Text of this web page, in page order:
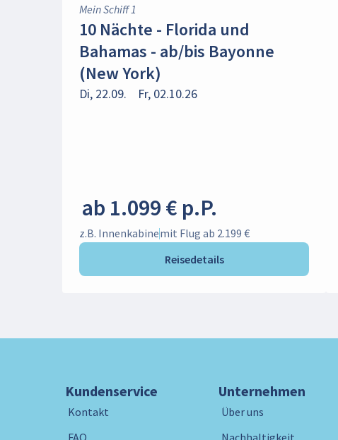
Mein Schiff 1
10 Nächte - Florida und
Bahamas - ab/bis Bayonne
(New York)
Di, 22.09. Fr, 02.10.26
ab 1.099 € p.P.
z.B. Innenkabinemit Flug ab 2.199 €
Reisedetails
Kundenservice
Kontakt
Unternehmen
Über uns